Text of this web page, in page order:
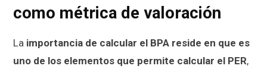
como métrica de valoración
La importancia de calcular el BPA reside en que es
uno de los elementos que permite calcular el PER,